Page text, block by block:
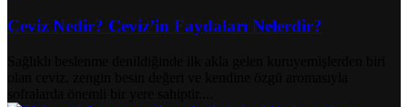
Ceviz Nedir? Ceviz’in Faydaları Nelerdir?